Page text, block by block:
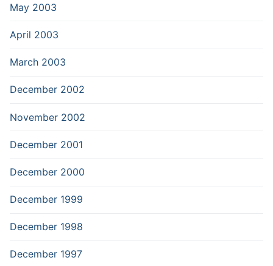
May 2003
April 2003
March 2003
December 2002
November 2002
December 2001
December 2000
December 1999
December 1998
December 1997